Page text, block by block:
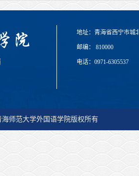
地址：青海省西宁市城
邮编： 810000
电话：0971-6305537
海师范大学外国语学院版权所有